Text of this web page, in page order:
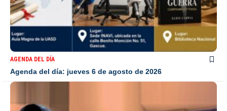
AGENDA DEL DÍA
Agenda del día: jueves 6 de agosto de 2026